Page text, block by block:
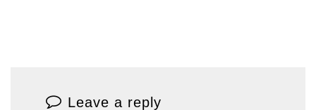
Leave a reply